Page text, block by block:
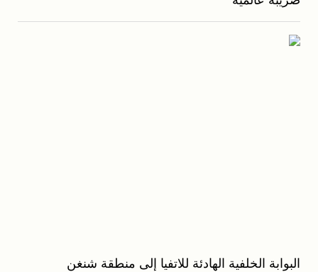
البوابة الخلفية الهادئة للاتفيا إلى منطقة شنغن